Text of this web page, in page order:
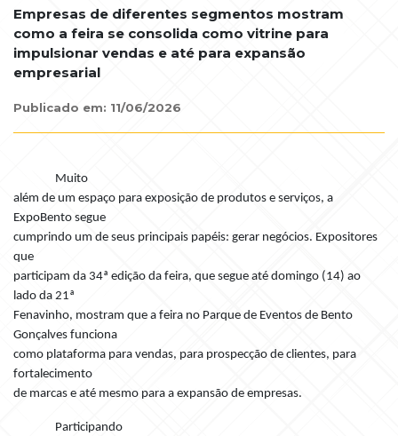
Empresas de diferentes segmentos mostram
como a feira se consolida como vitrine para
impulsionar vendas e até para expansão
empresarial
Publicado em: 11/06/2026
Muito
além de um espaço para exposição de produtos e serviços, a
ExpoBento segue
cumprindo um de seus principais papéis: gerar negócios. Expositores
que
participam da 34ª edição da feira, que segue até domingo (14) ao
lado da 21ª
Fenavinho, mostram que a feira no Parque de Eventos de Bento
Gonçalves funciona
como plataforma para vendas, para prospecção de clientes, para
fortalecimento
de marcas e até mesmo para a expansão de empresas.
Participando